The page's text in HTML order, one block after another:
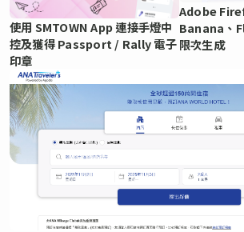
使用 SMTOWN App 連接手燈中
控及獲得 Passport / Rally 電子
印章
Adobe
Banana、
限次生成